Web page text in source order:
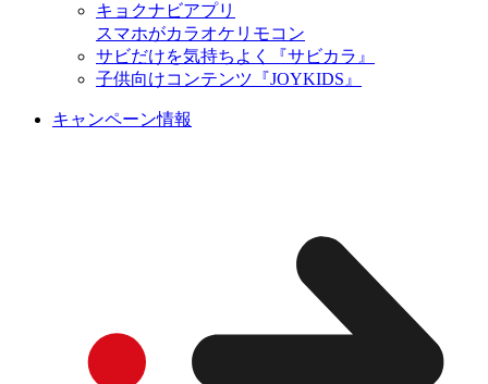
キョクナビアプリ
スマホがカラオケリモコン
サビだけを気持ちよく『サビカラ』
子供向けコンテンツ『JOYKIDS』
キャンペーン情報